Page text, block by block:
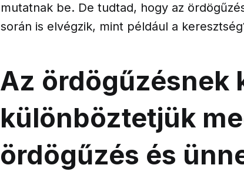
mutatnak be. De tudtad, hogy az
során is elvégzik, mint például a
Az ördögűzésnek
különböztetjük
ördögűzés és